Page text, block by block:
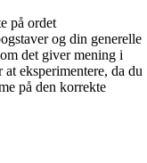
på ordet
og din generelle
det giver mening i
eksperimentere, da du
på den korrekte